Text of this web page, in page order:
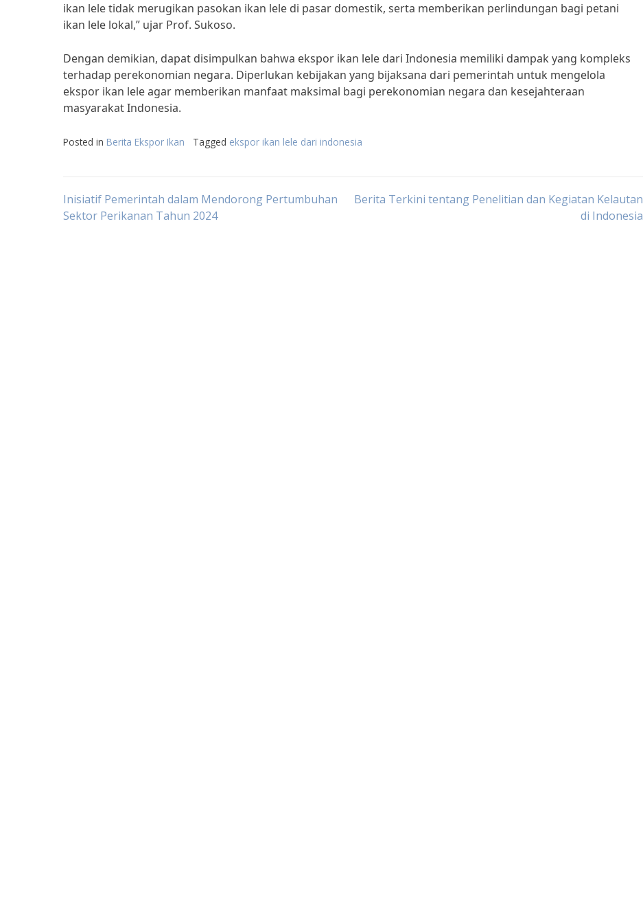
ikan lele tidak merugikan pasokan ikan lele di pasar domestik, serta memberikan perlindungan bagi petani
ikan lele lokal,” ujar Prof. Sukoso.
Dengan demikian, dapat disimpulkan bahwa ekspor ikan lele dari Indonesia memiliki dampak yang kompleks
terhadap perekonomian negara. Diperlukan kebijakan yang bijaksana dari pemerintah untuk mengelola
ekspor ikan lele agar memberikan manfaat maksimal bagi perekonomian negara dan kesejahteraan
masyarakat Indonesia.
Posted in Berita Ekspor Ikan Tagged ekspor ikan lele dari indonesia
Post
Inisiatif Pemerintah dalam Mendorong Pertumbuhan
Sektor Perikanan Tahun 2024
Berita Terkini tentang Penelitian dan Kegiatan Kelautan
di Indonesia